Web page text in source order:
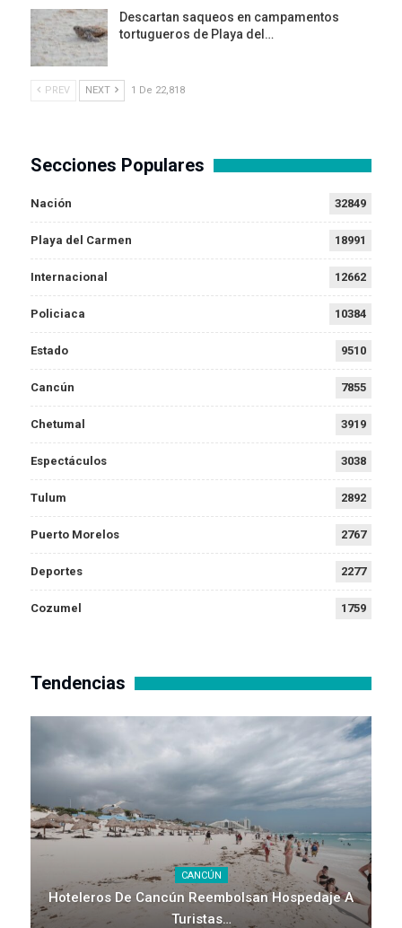
Descartan saqueos en campamentos
tortugueros de Playa del…
PREV NEXT 1 De 22,818
Secciones Populares
Nación 32849
Playa del Carmen 18991
Internacional 12662
Policiaca 10384
Estado 9510
Cancún 7855
Chetumal 3919
Espectáculos 3038
Tulum 2892
Puerto Morelos 2767
Deportes 2277
Cozumel 1759
Tendencias
CANCÚN
Hoteleros De Cancún Reembolsan Hospedaje A
Turistas…